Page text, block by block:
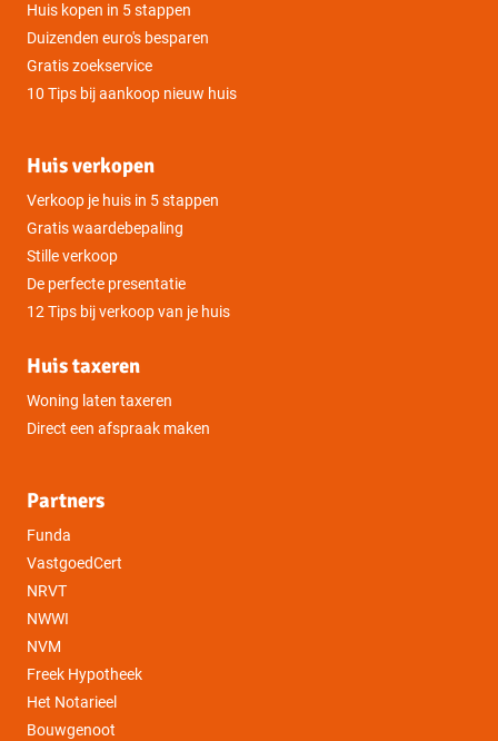
Huis kopen in 5 stappen
Duizenden euro's besparen
Gratis zoekservice
10 Tips bij aankoop nieuw huis
Huis verkopen
Verkoop je huis in 5 stappen
Gratis waardebepaling
Stille verkoop
De perfecte presentatie
12 Tips bij verkoop van je huis
Huis taxeren
Woning laten taxeren
Direct een afspraak maken
Partners
Funda
VastgoedCert
NRVT
NWWI
NVM
Freek Hypotheek
Het Notarieel
Bouwgenoot